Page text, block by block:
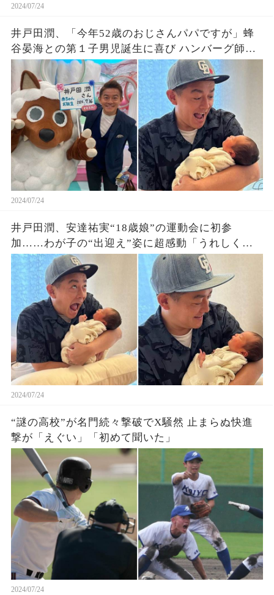
2024/07/24
井戸田潤、「今年52歳のおじさんパパですが」蜂
谷晏海との第１子男児誕生に喜び ハンバーグ師匠
からもコメント
2024/07/24
井戸田潤、安達祐実“18歳娘”の運動会に初参
加……わが子の“出迎え”姿に超感動「うれしくて
ずっと泣いてた」「オレだけ大興奮」
2024/07/24
“謎の高校”が名門続々撃破でX騒然 止まらぬ快進
撃が「えぐい」「初めて聞いた」
2024/07/24